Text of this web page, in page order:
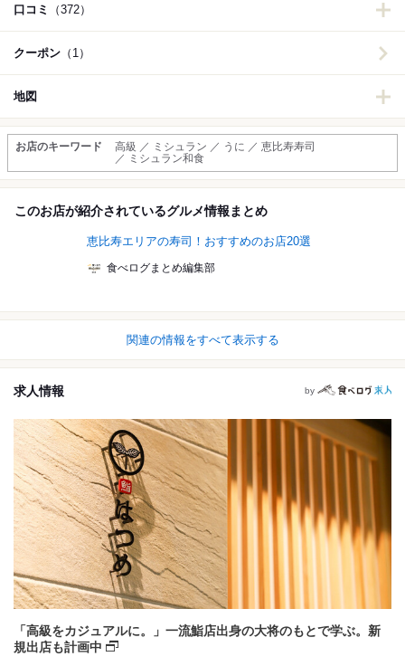
口コミ （372）
クーポン （1）
地図
お店のキーワード
高級 ／ ミシュラン ／ うに ／ 恵比寿寿司
／ ミシュラン和食
このお店が紹介されているグルメ情報まとめ
恵比寿エリアの寿司！おすすめのお店20選
食べログまとめ編集部
関連の情報をすべて表示する
求人情報 by
「高級をカジュアルに。」一流鮨店出身の大将のもとで学ぶ。新
規出店も計画中